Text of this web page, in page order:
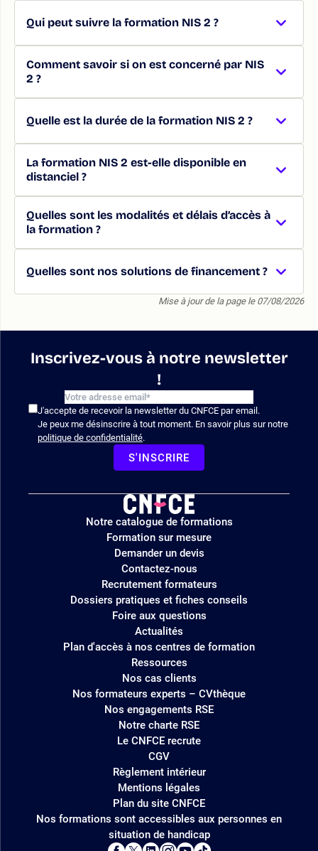
Qui peut suivre la formation NIS 2 ?
Comment savoir si on est concerné par NIS
2 ?
Quelle est la durée de la formation NIS 2 ?
La formation NIS 2 est-elle disponible en
distanciel ?
Quelles sont les modalités et délais d’accès à
la formation ?
Quelles sont nos solutions de financement ?
Mise à jour de la page le 07/08/2026
Inscrivez-vous à notre newsletter
!
J'accepte de recevoir la newsletter du CNFCE par email.
Je peux me désinscrire à tout moment. En savoir plus sur notre
politique de confidentialité.
S'INSCRIRE
Logo
site
Notre catalogue de formations
Formation sur mesure
Demander un devis
Contactez-nous
Recrutement formateurs
Dossiers pratiques et fiches conseils
Foire aux questions
Actualités
Plan d'accès à nos centres de formation
Ressources
Nos cas clients
Nos formateurs experts – CVthèque
Nos engagements RSE
Notre charte RSE
Le CNFCE recrute
CGV
Règlement intérieur
Mentions légales
Plan du site CNFCE
Nos formations sont accessibles aux personnes en
situation de handicap